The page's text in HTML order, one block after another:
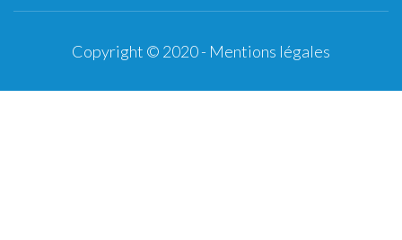
Copyright © 2020 - Mentions légales